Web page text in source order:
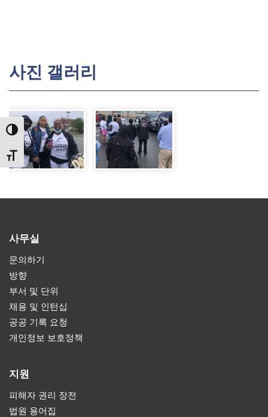
TOGGLE HIGH CONTRAST
TOGGLE FONT SIZE
사진 갤러리
사무실
문의하기
방향
부서 및 단위
채용 및 인턴십
공공 기록 요청
개인정보 보호정책
지원
피해자 권리 장전
법원 용어집